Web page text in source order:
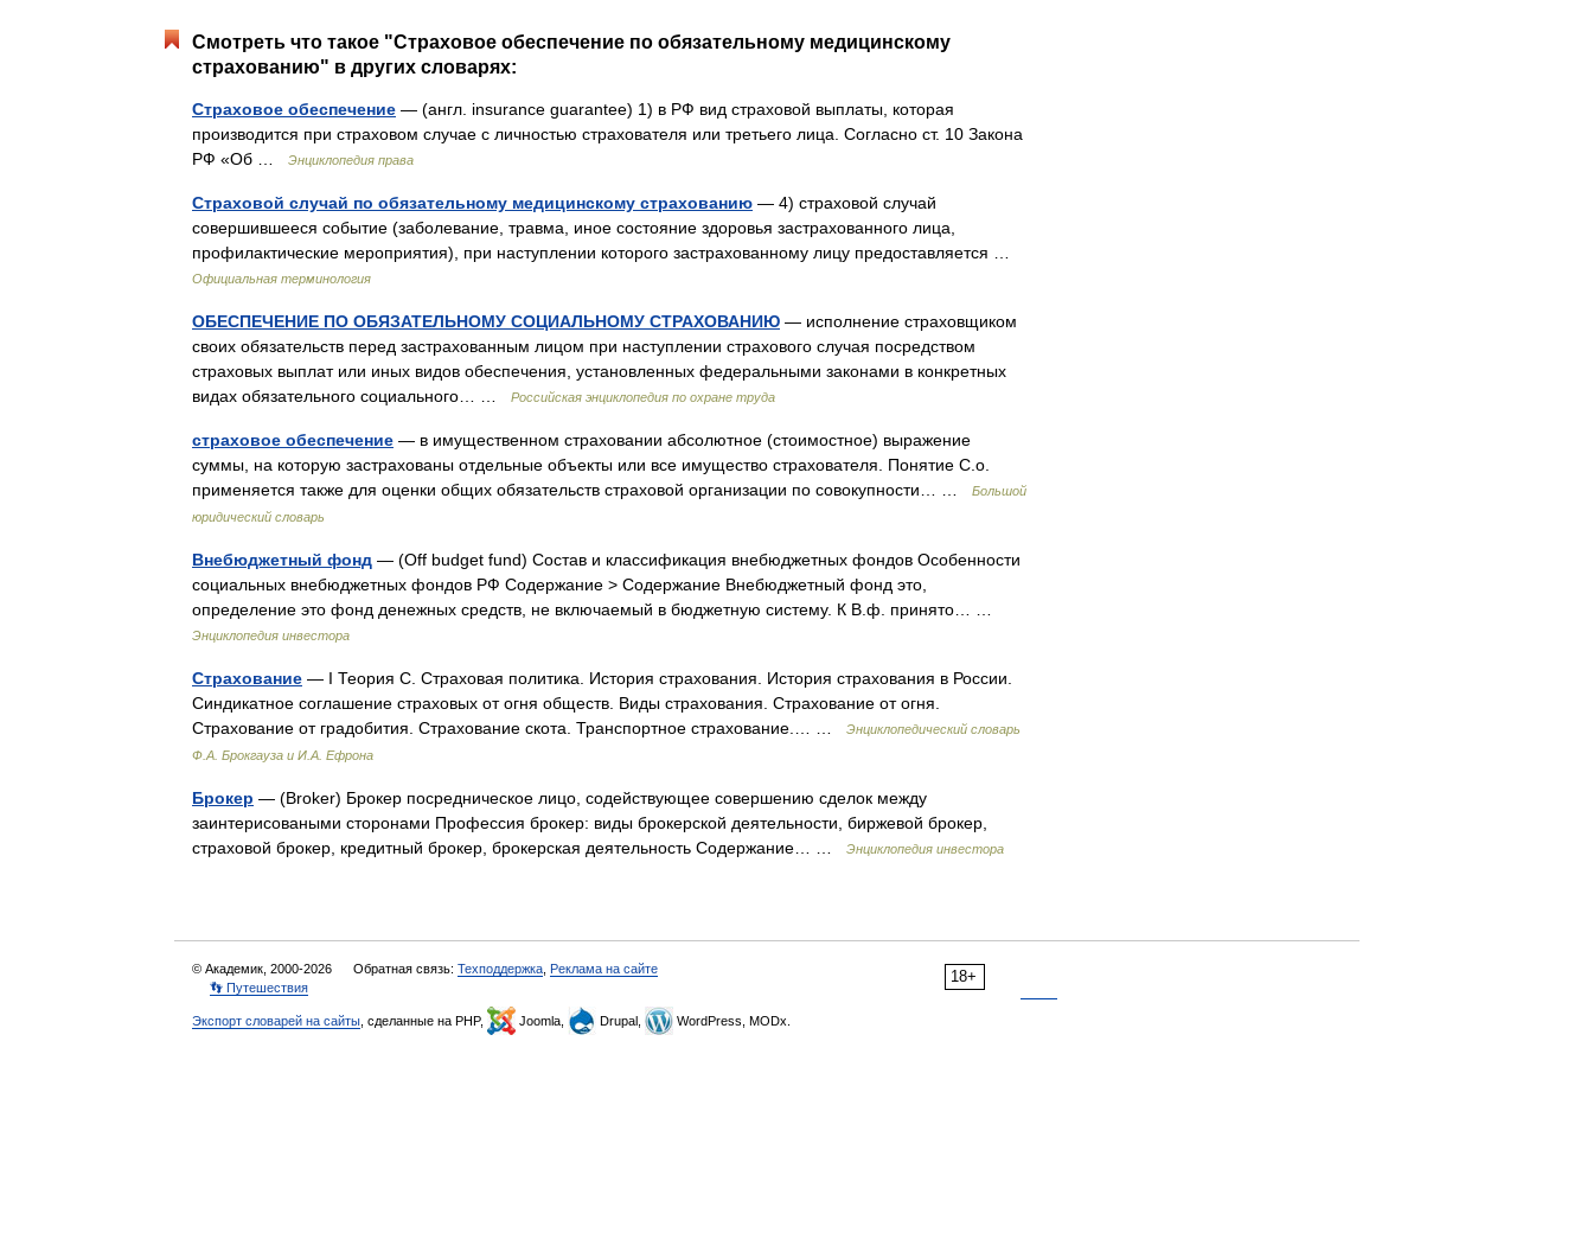
Смотреть что такое "Страховое обеспечение по обязательному медицинскому
страхованию" в других словарях:
Страховое обеспечение — (англ. insurance guarantee) 1) в РФ вид страховой выплаты, которая
производится при страховом случае с личностью страхователя или третьего лица. Согласно ст. 10 Закона
РФ «Об …
Энциклопедия права
Страховой случай по обязательному медицинскому страхованию — 4) страховой случай
совершившееся событие (заболевание, травма, иное состояние здоровья застрахованного лица,
профилактические мероприятия), при наступлении которого застрахованному лицу предоставляется …
Официальная терминология
ОБЕСПЕЧЕНИЕ ПО ОБЯЗАТЕЛЬНОМУ СОЦИАЛЬНОМУ СТРАХОВАНИЮ — исполнение страховщиком
своих обязательств перед застрахованным лицом при наступлении страхового случая посредством
страховых выплат или иных видов обеспечения, установленных федеральными законами в конкретных
видах обязательного социального… …
Российская энциклопедия по охране труда
страховое обеспечение — в имущественном страховании абсолютное (стоимостное) выражение
суммы, на которую застрахованы отдельные объекты или все имущество страхователя. Понятие С.о.
применяется также для оценки общих обязательств страховой организации по совокупности… …
Большой
юридический словарь
Внебюджетный фонд — (Off budget fund) Состав и классификация внебюджетных фондов Особенности
социальных внебюджетных фондов РФ Содержание > Содержание Внебюджетный фонд это,
определение это фонд денежных средств, не включаемый в бюджетную систему. К В.ф. принято… …
Энциклопедия инвестора
Страхование — I Теория С. Страховая политика. История страхования. История страхования в России.
Синдикатное соглашение страховых от огня обществ. Виды страхования. Страхование от огня.
Страхование от градобития. Страхование скота. Транспортное страхование.… …
Энциклопедический словарь
Ф.А. Брокгауза и И.А. Ефрона
Брокер — (Broker) Брокер посредническое лицо, содействующее совершению сделок между
заинтерисоваными сторонами Профессия брокер: виды брокерской деятельности, биржевой брокер,
страховой брокер, кредитный брокер, брокерская деятельность Содержание… …
Энциклопедия инвестора
18+
© Академик, 2000-2026 Обратная связь: Техподдержка Реклама на сайте
👣 Путешествия
Экспорт словарей на сайты , сделанные на PHP, Joomla, Drupal, WordPress, MODx.